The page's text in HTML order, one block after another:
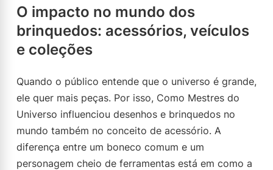
O impacto no mundo dos
brinquedos: acessórios, veículos
e coleções
Quando o público entende que o universo é grande,
ele quer mais peças. Por isso, Como Mestres do
Universo influenciou desenhos e brinquedos no
mundo também no conceito de acessório. A
diferença entre um boneco comum e um
personagem cheio de ferramentas está em como a